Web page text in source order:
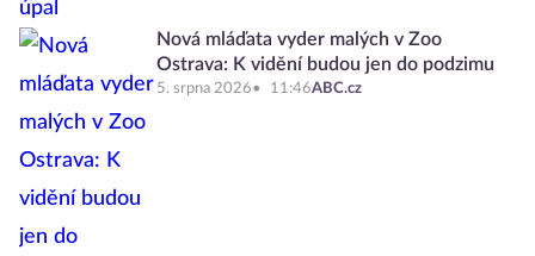
Nová mláďata vyder malých v Zoo
Ostrava: K vidění budou jen do podzimu
5. srpna 2026 11:46ABC.cz